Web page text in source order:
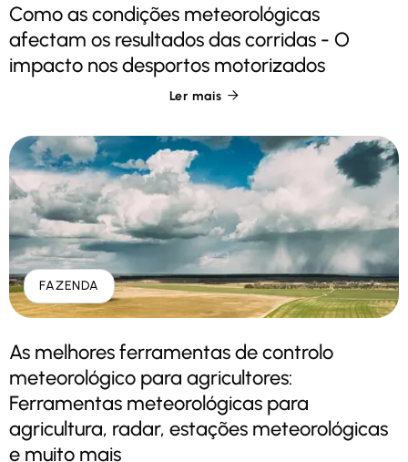
Como as condições meteorológicas
afectam os resultados das corridas - O
impacto nos desportos motorizados
Ler mais 
FAZENDA
As melhores ferramentas de controlo
meteorológico para agricultores:
Ferramentas meteorológicas para
agricultura, radar, estações meteorológicas
e muito mais